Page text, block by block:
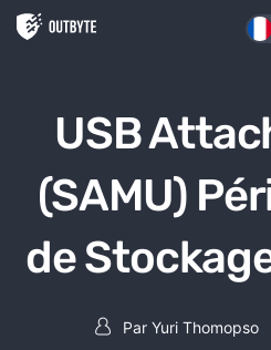
Aller au contenu
USB
(SAMU)
de
Auteur de la publication
Par Yuri Thomopso